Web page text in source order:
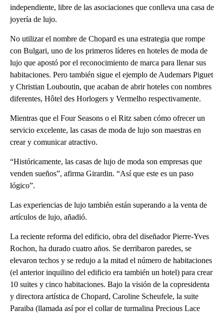
independiente, libre de las asociaciones que conlleva una casa de
joyería de lujo.
No utilizar el nombre de Chopard es una estrategia que rompe
con Bulgari, uno de los primeros líderes en hoteles de moda de
lujo que apostó por el reconocimiento de marca para llenar sus
habitaciones. Pero también sigue el ejemplo de Audemars Piguet
y Christian Louboutin, que acaban de abrir hoteles con nombres
diferentes, Hôtel des Horlogers y Vermelho respectivamente.
Mientras que el Four Seasons o el Ritz saben cómo ofrecer un
servicio excelente, las casas de moda de lujo son maestras en
crear y comunicar atractivo.
“Históricamente, las casas de lujo de moda son empresas que
venden sueños”, afirma Girardin. “Así que este es un paso
lógico”.
Las experiencias de lujo también están superando a la venta de
artículos de lujo, añadió.
La reciente reforma del edificio, obra del diseñador Pierre-Yves
Rochon, ha durado cuatro años. Se derribaron paredes, se
elevaron techos y se redujo a la mitad el número de habitaciones
(el anterior inquilino del edificio era también un hotel) para crear
10 suites y cinco habitaciones. Bajo la visión de la copresidenta
y directora artística de Chopard, Caroline Scheufele, la suite
Paraiba (llamada así por el collar de turmalina Precious Lace